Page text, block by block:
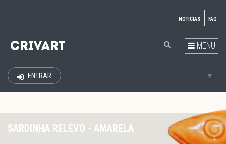
NOTICIAS FAQ
MENU
▼
ENTRAR
SARDINHA RELEVO - AMARELA